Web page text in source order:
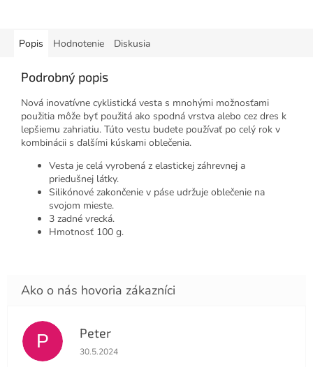
Popis Hodnotenie Diskusia
Podrobný popis
Nová inovatívne cyklistická vesta s mnohými možnosťami
použitia môže byť použitá ako spodná vrstva alebo cez dres k
lepšiemu zahriatiu. Túto vestu budete používať po celý rok v
kombinácii s ďalšími kúskami oblečenia.
Vesta je celá vyrobená z elastickej záhrevnej a
priedušnej látky.
Silikónové zakončenie v páse udržuje oblečenie na
svojom mieste.
3 zadné vrecká.
Hmotnosť 100 g.
P Peter
Hodnotenie obchodu je 4 z 5 hviezdičiek.
30.5.2024